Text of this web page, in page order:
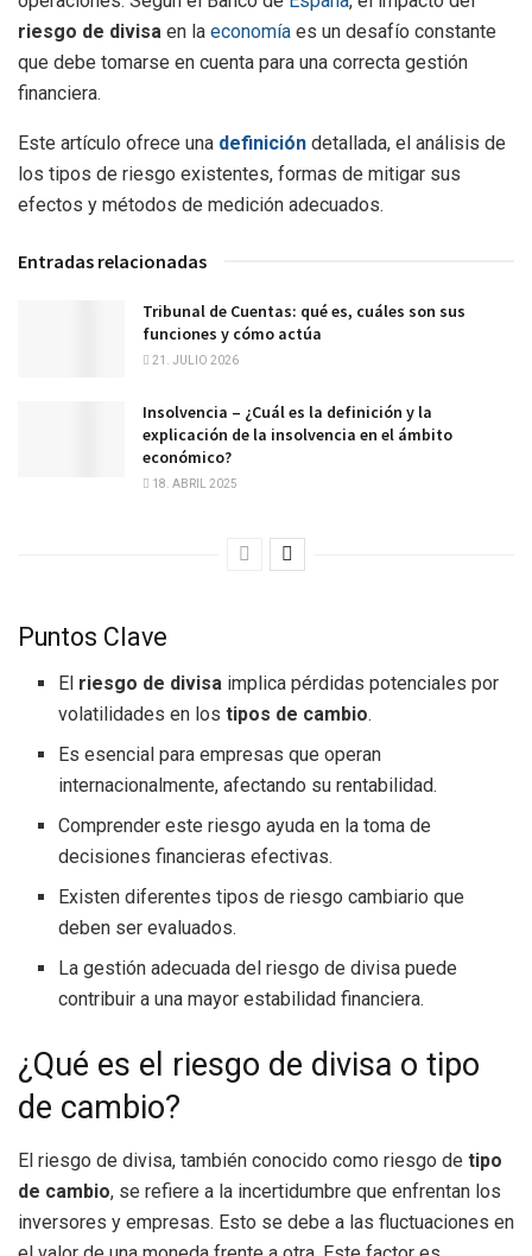
riesgo de divisa en la economía es un desafío constante
que debe tomarse en cuenta para una correcta gestión
financiera.
Este artículo ofrece una definición detallada, el análisis de
los tipos de riesgo existentes, formas de mitigar sus
efectos y métodos de medición adecuados.
Entradas relacionadas
Tribunal de Cuentas: qué es, cuáles son sus
funciones y cómo actúa
21. JULIO 2026
Insolvencia – ¿Cuál es la definición y la
explicación de la insolvencia en el ámbito
económico?
18. ABRIL 2025
Puntos Clave
El riesgo de divisa implica pérdidas potenciales por
volatilidades en lostipos de cambio.
Es esencial para empresas que operan
internacionalmente, afectando su rentabilidad.
Comprender este riesgo ayuda en la toma de
decisiones financieras efectivas.
Existen diferentes tipos de riesgo cambiario que
deben ser evaluados.
La gestión adecuada del riesgo de divisa puede
contribuir a una mayor estabilidad financiera.
¿Qué es el riesgo de divisa o tipo
de cambio?
El riesgo de divisa, también conocido como riesgo de tipo
de cambio, se refiere a la incertidumbre que enfrentan los
inversores y empresas. Esto se debe a las fluctuaciones en